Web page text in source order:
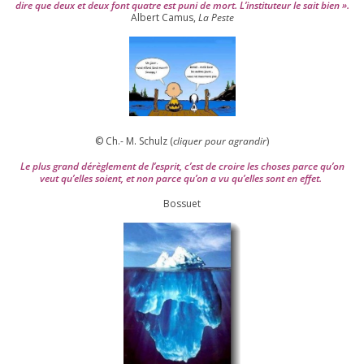
dire que deux et deux font quatre est puni de mort. L’instituteur le sait bien ».
Albert Camus, La Peste
© Ch.- M. Schulz (cli­quer pour agran­dir)
Le plus grand dérè­gle­ment de l’es­prit, c’est de croire les choses parce qu’on
veut qu’elles soient, et non parce qu’on a vu qu’elles sont en effet.
Bossuet